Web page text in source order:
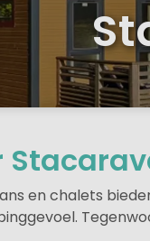
en chalets